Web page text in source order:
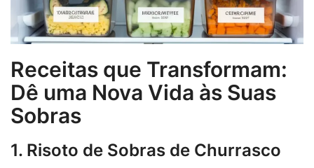
Receitas que Transformam:
Dê uma Nova Vida às Suas
Sobras
1. Risoto de Sobras de Churrasco